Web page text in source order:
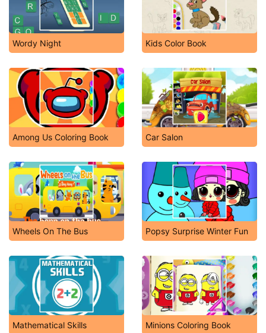
Wordy Night Kids Color Book
Among Us Coloring Book Car Salon
Wheels On The Bus Popsy Surprise Winter Fun
Mathematical Skills Minions Coloring Book